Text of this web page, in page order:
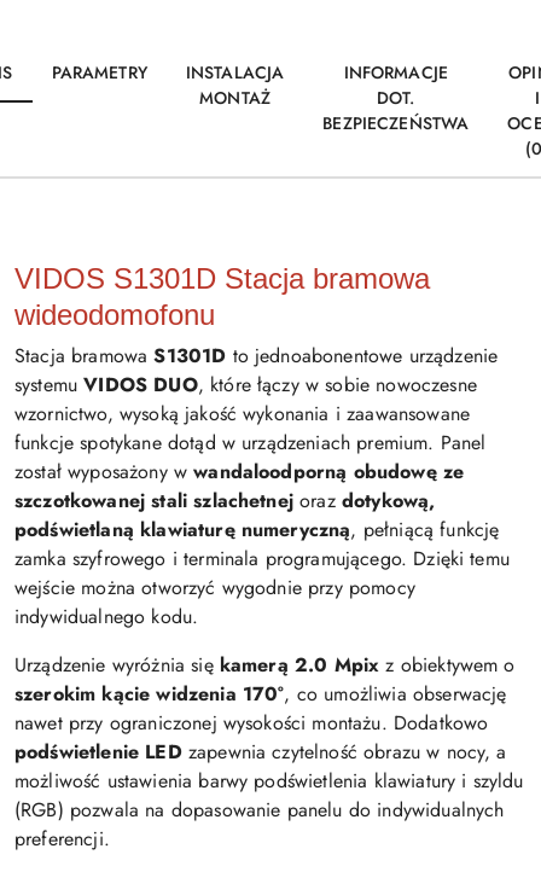
PARAMETRY
INSTALACJA
MONTAŻ
INFORMACJE
DOT.
BEZPIECZEŃSTWA
I
VIDOS S1301D Stacja bramowa
wideodomofonu
Stacja bramowaS1301D to jednoabonentowe urządzenie
systemuVIDOS DUO, które łączy w sobie nowoczesne
wzornictwo, wysoką jakość wykonania i zaawansowane
funkcje spotykane dotąd w urządzeniach premium. Panel
został wyposażony wwandaloodporną obudowę ze
szczotkowanej stali szlachetnejoraz dotykową,
podświetlaną klawiaturę numeryczną, pełniącą funkcję
zamka szyfrowego i terminala programującego. Dzięki temu
wejście można otworzyć wygodnie przy pomocy
indywidualnego kodu.
Urządzenie wyróżnia się kamerą 2.0 Mpix z obiektywem o
szerokim kącie widzenia 170°, co umożliwia obserwację
nawet przy ograniczonej wysokości montażu. Dodatkowo
podświetlenie LEDzapewnia czytelność obrazu w nocy, a
możliwość ustawienia barwy podświetlenia klawiatury i szyldu
(RGB) pozwala na dopasowanie panelu do indywidualnych
preferencji.